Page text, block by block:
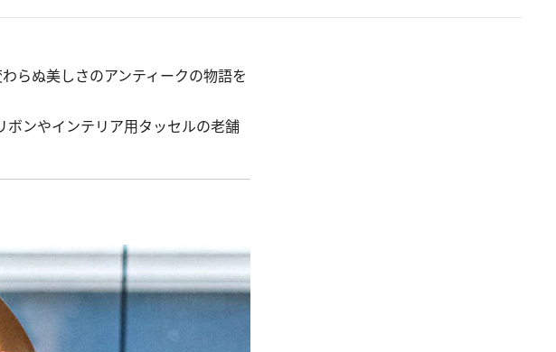
らぬ美しさのアンティークの物語を
ンやインテリア用タッセルの老舗